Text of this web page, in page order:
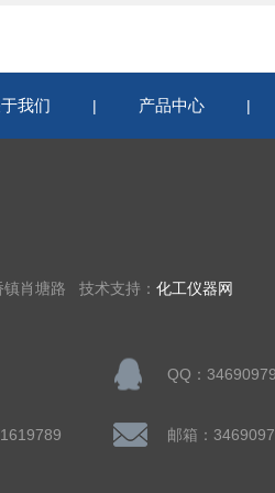
我们 | 产品中心 |
肖塘路 技术支持： 化工仪器网
QQ：
邮箱：